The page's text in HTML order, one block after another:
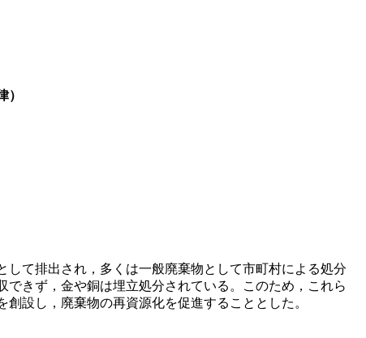
て排出され，多くは一般廃棄物として市町村による処分
きず，金や銅は埋立処分されている。このため，これら
設し，廃棄物の再資源化を促進することとした。